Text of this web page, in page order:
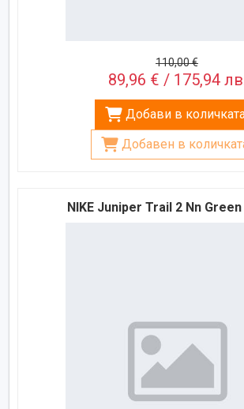
110,00 €
89,96 € / 175,94
Добави в
Добавен в
NIKE Juniper Trail 2 Nn